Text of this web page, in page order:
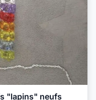
"lapins" neufs